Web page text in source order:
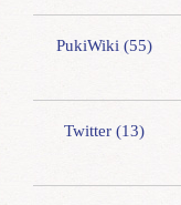
PukiWiki (55)
Twitter (13)